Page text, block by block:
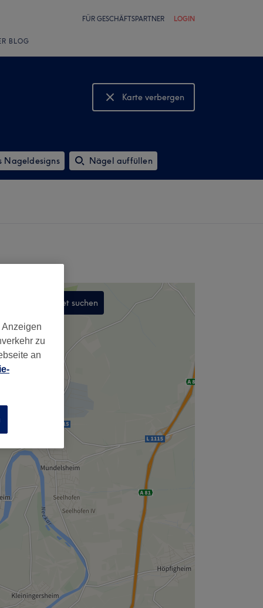
FÜR GESCHÄFTSPARTNER LOGIN
BLOG
Karte verbergen
Karte anzeigen
Nageldesigns Nägel auffüllen
In diesem Gebiet suchen
zu
an